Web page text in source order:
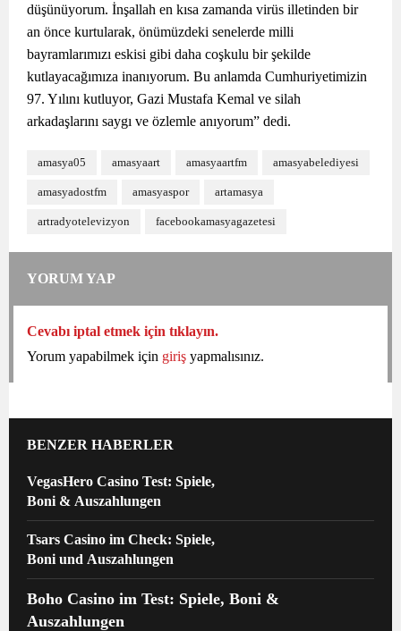
düşünüyorum. İnşallah en kısa zamanda virüs illetinden bir
an önce kurtularak, önümüzdeki senelerde milli
bayramlarımızı eskisi gibi daha coşkulu bir şekilde
kutlayacağımıza inanıyorum. Bu anlamda Cumhuriyetimizin
97. Yılını kutluyor, Gazi Mustafa Kemal ve silah
arkadaşlarını saygı ve özlemle anıyorum” dedi.
amasya05 amasyaart amasyaartfm amasyabelediyesi
amasyadostfm amasyaspor artamasya
artradyotelevizyon facebookamasyagazetesi
YORUM YAP
Cevabı iptal etmek için tıklayın.
Yorum yapabilmek için giriş yapmalısınız.
BENZER HABERLER
VegasHero Casino Test: Spiele,
Boni & Auszahlungen
Tsars Casino im Check: Spiele,
Boni und Auszahlungen
Boho Casino im Test: Spiele, Boni &
Auszahlungen